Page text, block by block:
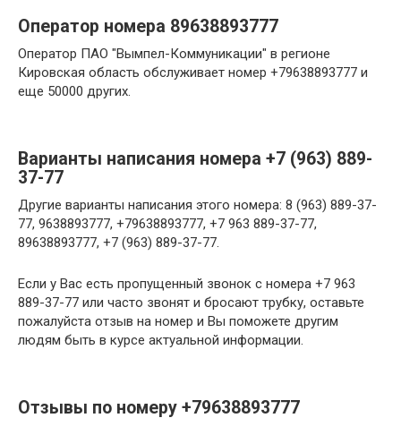
Оператор номера 89638893777
Оператор ПАО "Вымпел-Коммуникации" в регионе
Кировская область обслуживает номер +79638893777 и
еще 50000 других.
Варианты написания номера +7 (963) 889-
37-77
Другие варианты написания этого номера: 8 (963) 889-37-
77, 9638893777, +79638893777, +7 963 889-37-77,
89638893777, +7 (963) 889-37-77.
Если у Вас есть пропущенный звонок с номера +7 963
889-37-77 или часто звонят и бросают трубку, оставьте
пожалуйста отзыв на номер и Вы поможете другим
людям быть в курсе актуальной информации.
Отзывы по номеру +79638893777